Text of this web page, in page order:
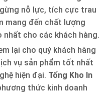
nỗ lực, tích cực trau
mang đến chất lượng
nhất cho các khách hàng.
lại cho quý khách hàng
vụ sản phẩm tốt nhất
hiện đại. Tổng Kho In
thức kinh doanh